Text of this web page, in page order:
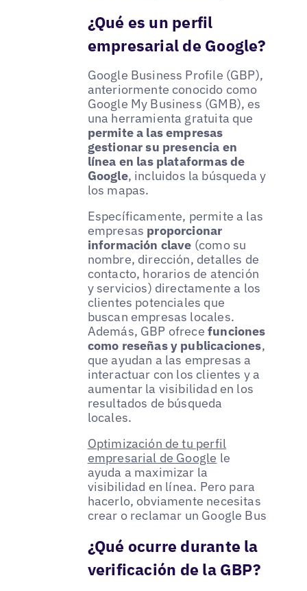
¿Qué es un perfil
empresarial de Google?
Google Business Profile (GBP),
anteriormente conocido como
Google My Business (GMB), es
una herramienta gratuita que
permite a las empresas
gestionar su presencia en
línea en las plataformas de
Google, incluidos la búsqueda y
los mapas.
Específicamente, permite a las
empresas proporcionar
información clave (como su
nombre, dirección, detalles de
contacto, horarios de atención
y servicios) directamente a los
clientes potenciales que
buscan empresas locales.
Además, GBP ofrecefunciones
como reseñas y publicaciones,
que ayudan a las empresas a
interactuar con los clientes y a
aumentar la visibilidad en los
resultados de búsqueda
locales.
Optimización de tu perfil
empresarial de Google le
ayuda a maximizar la
visibilidad en línea. Pero para
hacerlo, obviamente necesitas
crear o reclamar un Google Bus
¿Qué ocurre durante la
verificación de la GBP?